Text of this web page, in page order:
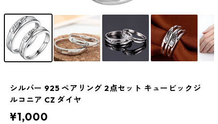
シルバー 925 ペアリング 2点セット キュービックジ
ルコニア CZ ダイヤ
¥1,000